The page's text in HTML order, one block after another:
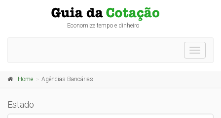
Economize tempo e dinheiro
Toggle
Home Agências Bancárias
Estado